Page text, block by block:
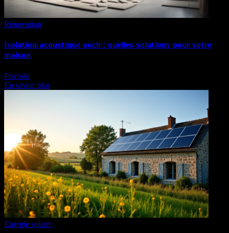
Rénovation
Isolation acoustique auch : quelles solutions pour votre
maison
Povoski
En savoir plus
Energie solaire